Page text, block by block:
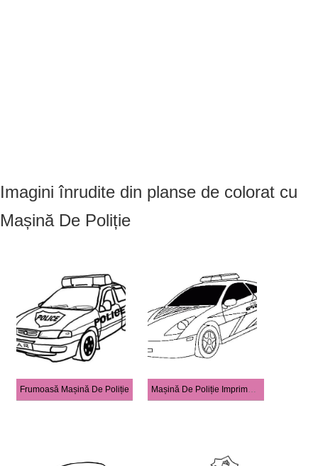
Imagini înrudite din planse de colorat cu
Mașină De Poliție
Frumoasă Mașină De Poliție